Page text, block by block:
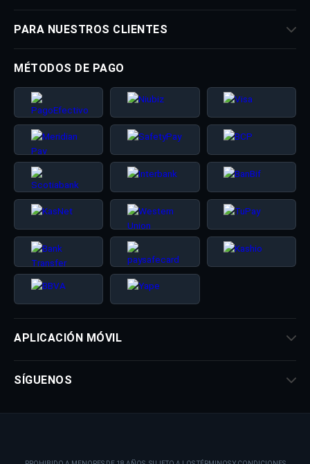
PARA NUESTROS CLIENTES
MÉTODOS DE PAGO
APLICACIÓN MÓVIL
SÍGUENOS